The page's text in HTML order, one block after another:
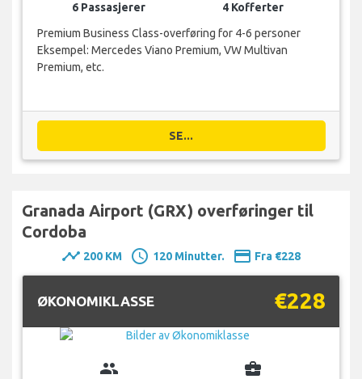
6 Passasjerer
4 Kofferter
Premium Business Class-overføring for 4-6 personer
Eksempel: Mercedes Viano Premium, VW Multivan
Premium, etc.
SE...
Granada Airport (GRX) overføringer til
Cordoba
timeline 200 KM schedule 120 Minutter. payment Fra €228
ØKONOMIKLASSE €228
group business_center